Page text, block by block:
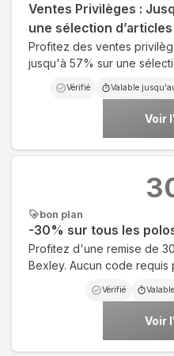
Ventes Privilèges :
une sélection d’articles
Profitez des ventes
jusqu'à 57% sur une
Vérifié Valable
Voir
bon plan
-30% sur tous les
Profitez d'une remise de
Bexley. Aucun code
Vérifié
Voir